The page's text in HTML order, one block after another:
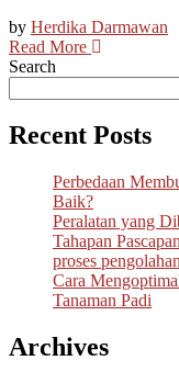
by Herdika Darmawan
Read More
Search
Recent Posts
Perbedaan
Baik?
Peralatan yang
Tahapan
proses
Cara
Tanaman Padi
Archives